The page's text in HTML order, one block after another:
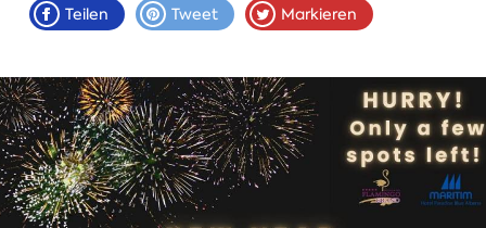
Teilen Tweet Markieren